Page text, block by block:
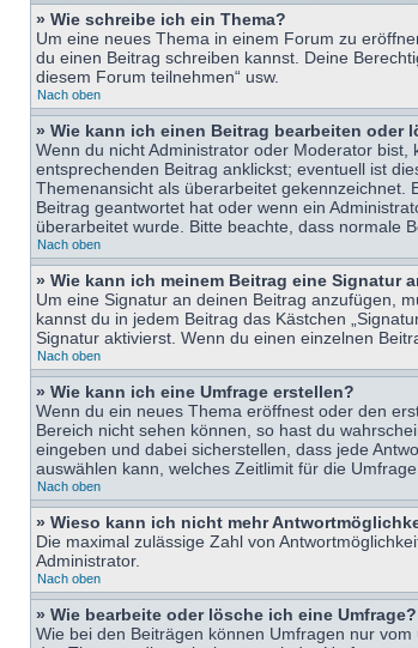
» Wie schreibe ich ein Thema?
Um eine neues Thema in einem Forum zu
du einen Beitrag schreiben kannst. Deine
diesem Forum teilnehmen“ usw.
Nach oben
» Wie kann ich einen Beitrag bearbeiten oder
Wenn du nicht Administrator oder Moderator
entsprechenden Beitrag anklickst; eventuell ist
Themenansicht als überarbeitet gekennzeichnet.
Beitrag geantwortet hat oder wenn ein
überarbeitet wurde. Bitte beachte, dass normale
Nach oben
» Wie kann ich meinem Beitrag eine Signatur
Um eine Signatur an deinen Beitrag anzufügen,
kannst du in jedem Beitrag das Kästchen
Signatur aktivierst. Wenn du einen einzelnen
Nach oben
» Wie kann ich eine Umfrage erstellen?
Wenn du ein neues Thema eröffnest oder den
Bereich nicht sehen können, so hast du
eingeben und dabei sicherstellen, dass jede
auswählen kann, welches Zeitlimit für die
Nach oben
» Wieso kann ich nicht mehr
Die maximal zulässige Zahl von
Administrator.
Nach oben
» Wie bearbeite oder lösche ich eine Umfrage?
Wie bei den Beiträgen können Umfragen nur